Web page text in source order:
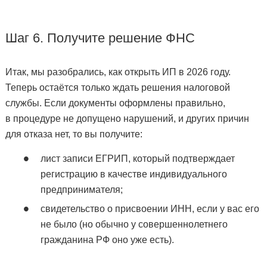
Шаг 6. Получите решение ФНС
Итак, мы разобрались, как открыть ИП в 2026 году.
Теперь остаётся только ждать решения налоговой
службы. Если документы оформлены правильно,
в процедуре не допущено нарушений, и других причин
для отказа нет, то вы получите:
лист записи ЕГРИП, который подтверждает
регистрацию в качестве индивидуального
предпринимателя;
свидетельство о присвоении ИНН, если у вас его
не было (но обычно у совершеннолетнего
гражданина РФ оно уже есть).